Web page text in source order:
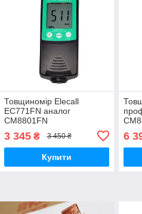
Товщиномір Elecall
EC771FN аналог
СМ8801FN
3 345₴ 3 450 ₴
Купити
6